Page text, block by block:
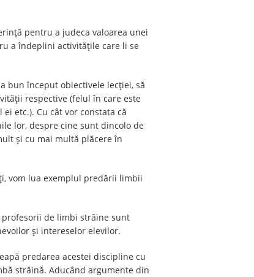
pentru a judeca valoarea unei
a îndeplini activităţile care li se
bun început obiectivele lecției, să
respective (felul în care este
etc.). Cu cât vor constata că
lor, despre cine sunt dincolo de
și cu mai multă plăcere în
vom lua exemplul predării limbii
profesorii de limbi străine sunt
și intereselor elevilor.
predarea acestei discipline cu
străină. Aducând argumente din